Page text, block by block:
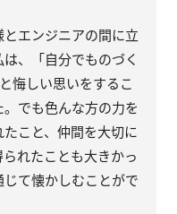
エンジニアの間に立
、「自分でものづく
悔しい思いをするこ
でも色んな方の力を
こと、仲間を大切に
れたことも大きかっ
て懐かしむことがで